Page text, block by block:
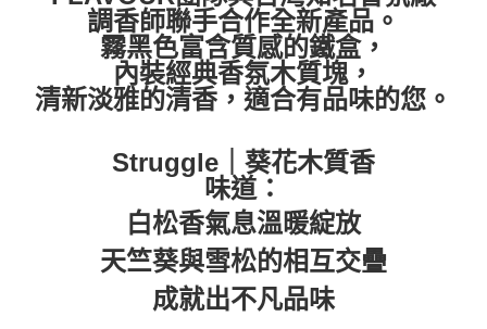
7-11取貨付款
每筆NT$60，滿NT$399(含以上)免運費
付款後7-11取貨
每筆NT$150，滿NT$6,000(含以上)免運費
調香師聯手合作全新產品。
霧黑色富含質感的鐵盒，
內裝經典香氛木質塊，
清新淡雅的清香，適合有品味的您。
Struggle
葵花木質香
味道：
白松香氣息溫暖綻放
天竺葵與雪松的相互交疊
成就出不凡品味